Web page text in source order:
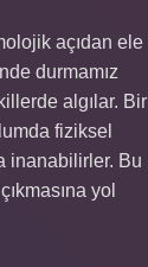
açıdan ele
durmamız
algılar. Bir
fiziksel
inanabilirler. Bu
yol